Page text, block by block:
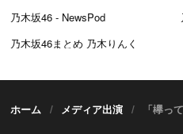
乃木坂46 - NewsPod
乃木坂46まとめ 乃木りんく
ホーム メディア出演 「欅って